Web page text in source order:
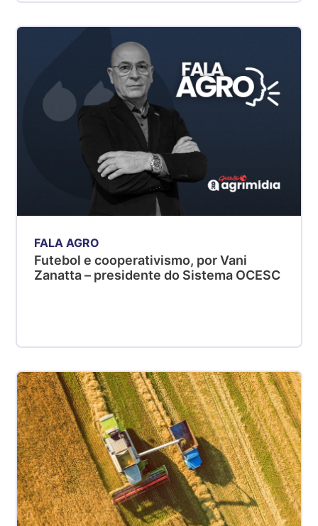
FALA AGRO
Futebol e cooperativismo, por Vani
Zanatta – presidente do Sistema OCESC